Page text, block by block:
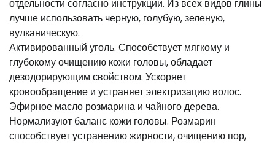
отдельности согласно инструкции. Из всех видов глины
лучше использовать черную, голубую, зеленую,
вулканическую.
Активированный уголь. Способствует мягкому и
глубокому очищению кожи головы, обладает
дезодорирующим свойством. Ускоряет
кровообращение и устраняет электризацию волос.
Эфирное масло розмарина и чайного дерева.
Нормализуют баланс кожи головы. Розмарин
способствует устранению жирности, очищению пор,